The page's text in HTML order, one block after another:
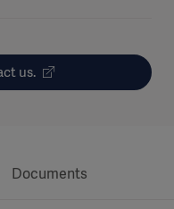
us.
Documents